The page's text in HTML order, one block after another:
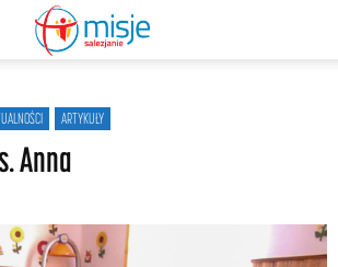
ARTYKUŁY
Anna